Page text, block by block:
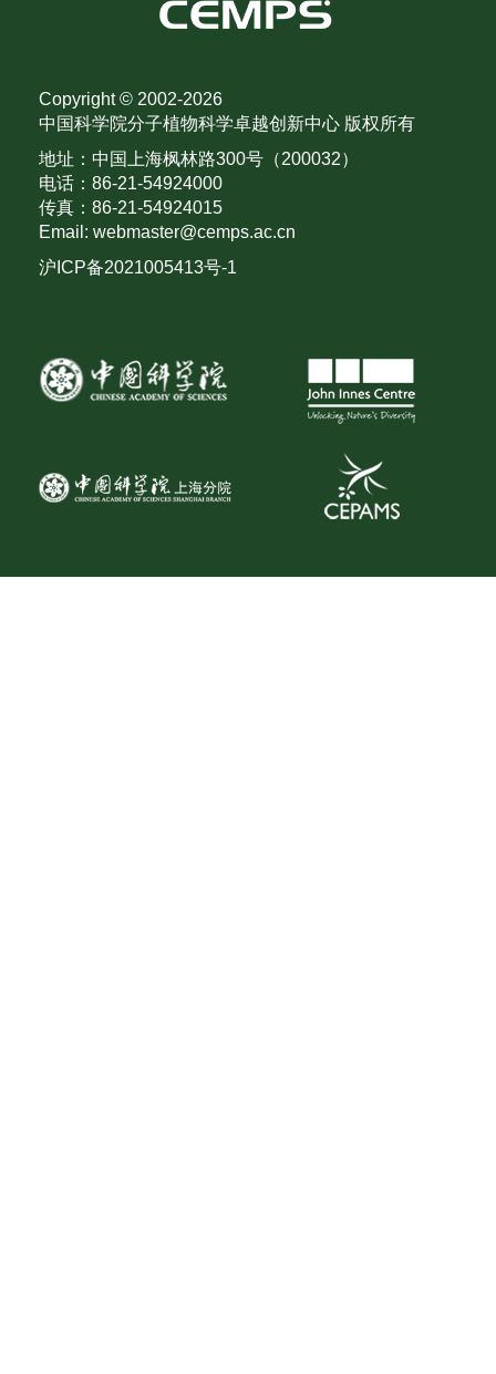
Copyright © 2002-2026
中国科学院分子植物科学卓越创新中心 版权所有
地址：中国上海枫林路300号（200032）
电话：86-21-54924000
传真：86-21-54924015
Email: webmaster@cemps.ac.cn
沪ICP备2021005413号-1